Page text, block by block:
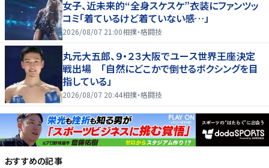
女子、近未来的“全身スケスケ”衣装にファンツッ
コミ「着ているけど着ていない感…」
2026/08/07 21:00相撲・格闘技
丸元大五郎、９・２３大阪でユース世界王座決定
戦出場 「自然にどこかで倒せるボクシングを目
指している」
2026/08/07 20:44相撲・格闘技
おすすめの記事